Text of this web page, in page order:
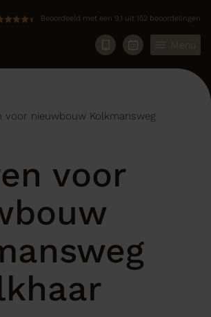
Beoordeeld met een 9.1 uit 152 beoordelingen
Menu
voor nieuwbouw Kolkmansweg
voor